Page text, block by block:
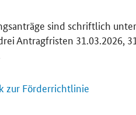
sind schriftlich
Antragfristen 31.03.2026,
zur Förderrichtlinie